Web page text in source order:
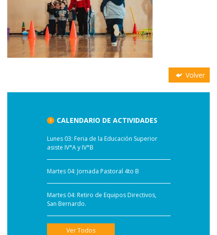
Volver
CALENDARIO DE ACTIVIDADES
Lunes 03: Feria de la Educación Superior
asiste IV°A y IV°B
Martes 04: Jornada Pastoral 4to B
Martes 04: Retiro de Equipos Directivos,
San Bernardo.
Ver Todos